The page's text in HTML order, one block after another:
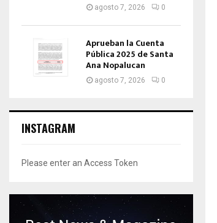
agosto 7, 2026 0
Aprueban la Cuenta
Pública 2025 de Santa
Ana Nopalucan
agosto 7, 2026 0
INSTAGRAM
Please enter an Access Token